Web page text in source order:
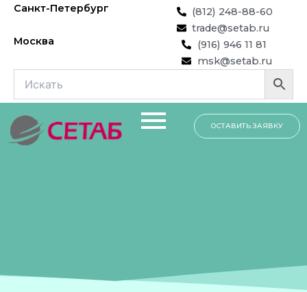
Перейти
содержимому
Санкт-Петербург
(812) 248-88-60
trade@setab.ru
Москва
(916) 946 11 81
msk@setab.ru
ОСТАВИТЬ ЗАЯВКУ